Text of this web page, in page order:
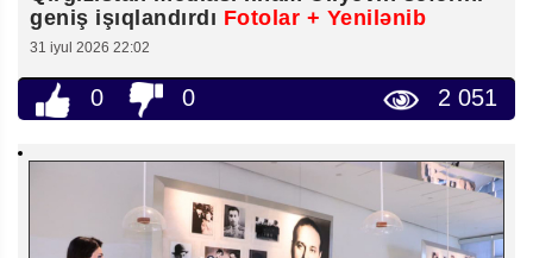
geniş işıqlandırdı Fotolar + Yenilənib
31 iyul 2026 22:02
0 0 2 051